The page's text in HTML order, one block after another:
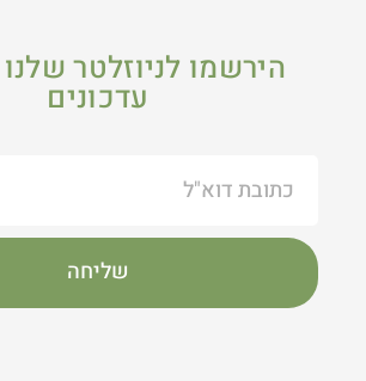
הירשמו לניוזלטר
עדכונים
שליחה